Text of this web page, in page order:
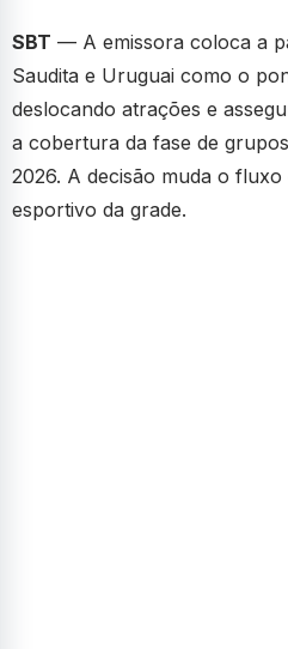
SBT — A emissora coloca a
Saudita e Uruguai como o
deslocando atrações e
a cobertura da fase de
2026. A decisão muda o
esportivo da grade.